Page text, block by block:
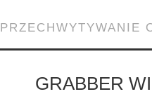
PRZECHWYTYWANIE
GRABBER